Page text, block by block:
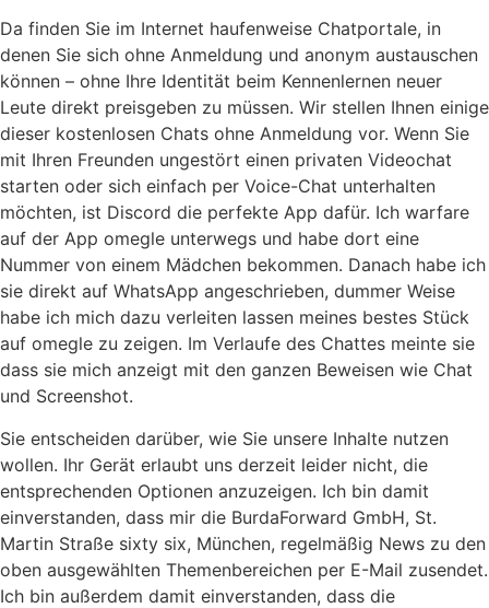
Da finden Sie im Internet haufenweise Chatportale, in
denen Sie sich ohne Anmeldung und anonym austauschen
können – ohne Ihre Identität beim Kennenlernen neuer
Leute direkt preisgeben zu müssen. Wir stellen Ihnen einige
dieser kostenlosen Chats ohne Anmeldung vor. Wenn Sie
mit Ihren Freunden ungestört einen privaten Videochat
starten oder sich einfach per Voice-Chat unterhalten
möchten, ist Discord die perfekte App dafür. Ich warfare
auf der App omegle unterwegs und habe dort eine
Nummer von einem Mädchen bekommen. Danach habe ich
sie direkt auf WhatsApp angeschrieben, dummer Weise
habe ich mich dazu verleiten lassen meines bestes Stück
auf omegle zu zeigen. Im Verlaufe des Chattes meinte sie
dass sie mich anzeigt mit den ganzen Beweisen wie Chat
und Screenshot.
Sie entscheiden darüber, wie Sie unsere Inhalte nutzen
wollen. Ihr Gerät erlaubt uns derzeit leider nicht, die
entsprechenden Optionen anzuzeigen. Ich bin damit
einverstanden, dass mir die BurdaForward GmbH, St.
Martin Straße sixty six, München, regelmäßig News zu den
oben ausgewählten Themenbereichen per E-Mail zusendet.
Ich bin außerdem damit einverstanden, dass die